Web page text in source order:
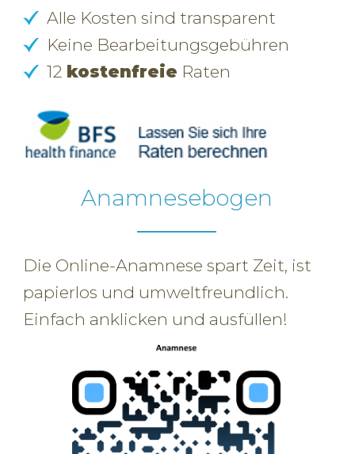
Alle Kosten sind transparent
Keine Bearbeitungsgebühren
12 kostenfreie Raten
Anamnesebogen
Die Online-Anamnese spart Zeit, ist
papierlos und umweltfreundlich.
Einfach anklicken und ausfüllen!